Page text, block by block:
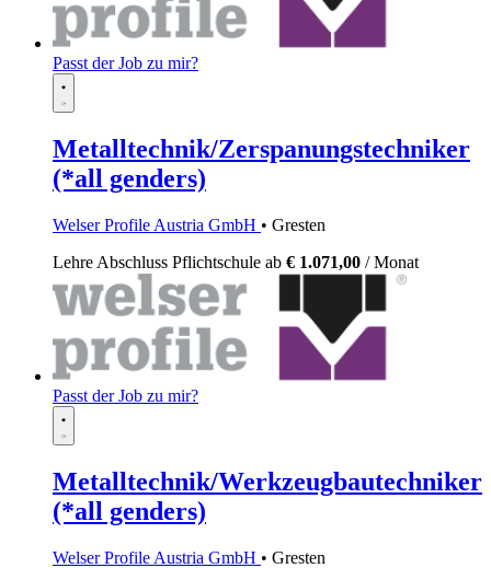
Passt der Job zu mir?
Metalltechnik/Zerspanungstechniker
(*all genders)
Welser Profile Austria GmbH • Gresten
Lehre Abschluss Pflichtschule ab € 1.071,00 / Monat
Passt der Job zu mir?
Metalltechnik/Werkzeugbautechniker
(*all genders)
Welser Profile Austria GmbH • Gresten